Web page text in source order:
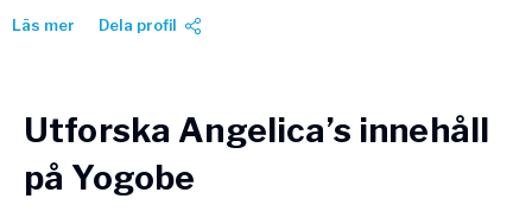
Hotell & Konferens
“Jag lär ut energigivande yogaklasser som skapar balans i livet.
utvecklade av Josefin Wikström tillsammans med ledande
forskare och terapeuter inom yogaterapi mot stress och inre
oro.
Läs mer Dela profil
Utforska Angelica’s innehåll
på Yogobe